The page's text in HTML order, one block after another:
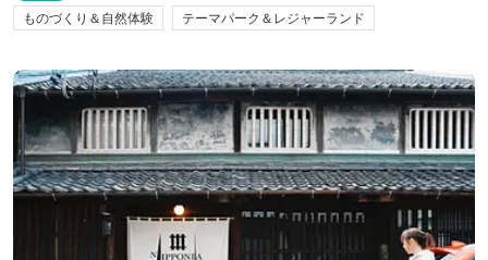
ものづくり＆自然体験
テーマパーク＆レジャーランド